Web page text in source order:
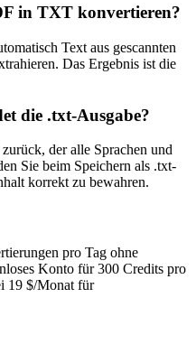
in TXT konvertieren?
Text aus gescannten
Das Ergebnis ist die
die .txt-Ausgabe?
der alle Sprachen und
Sie beim Speichern als .txt-
korrekt zu bewahren.
pro Tag ohne
Konto für 300 Credits pro
19 $/Monat für